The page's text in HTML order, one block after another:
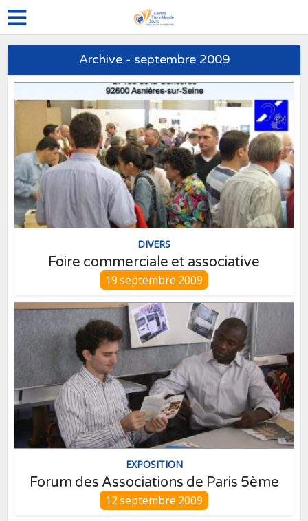
Archive - septembre 2009
DIVERS
Foire commerciale et associative
19 septembre 2009
EXPOSITION
Forum des Associations de Paris 5ème
12 septembre 2009